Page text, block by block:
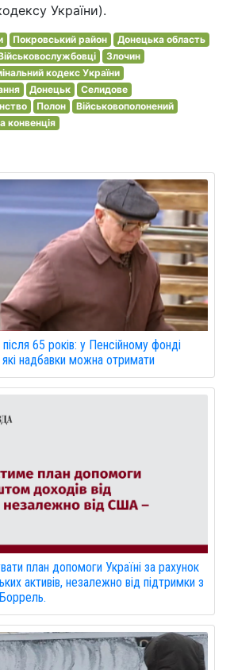
України).
Покровський район
Донецька область
Злочин
кодекс України
Донецьк
Селидове
Полон
Військовополонений
конвенція
65 років: у Пенсійному фонді
які надбавки можна отримати
план допомоги Україні за рахунок
активів, незалежно від підтримки з